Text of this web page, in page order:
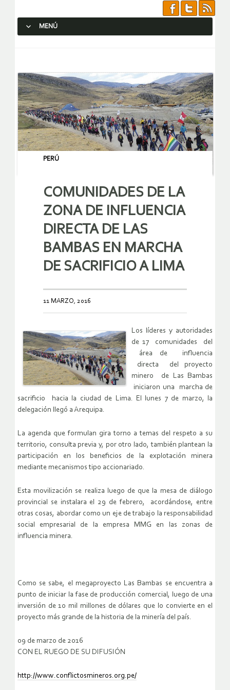
MENÚ
PERÚ
COMUNIDADES DE LA
ZONA DE INFLUENCIA
DIRECTA DE LAS
BAMBAS EN MARCHA
DE SACRIFICIO A LIMA
11 MARZO, 2016
Los líderes y autoridades
de 17 comunidades del
área de influencia
directa del proyecto
minero de Las Bambas
iniciaron una marcha de
sacrificio hacia la ciudad de Lima. El lunes 7 de marzo, la
delegación llegó a Arequipa.
La agenda que formulan gira torno a temas del respeto a su
territorio, consulta previa y, por otro lado, también plantean la
participación en los beneficios de la explotación minera
mediante mecanismos tipo accionariado.
Esta movilización se realiza luego de que la mesa de diálogo
provincial se instalara el 29 de febrero, acordándose, entre
otras cosas, abordar como un eje de trabajo la responsabilidad
social empresarial de la empresa MMG en las zonas de
influencia minera.
Como se sabe, el megaproyecto Las Bambas se encuentra a
punto de iniciar la fase de producción comercial, luego de una
inversión de 10 mil millones de dólares que lo convierte en el
proyecto más grande de la historia de la minería del país.
09 de marzo de 2016
CON EL RUEGO DE SU DIFUSIÓN
http://www.conflictosmineros.org.pe/